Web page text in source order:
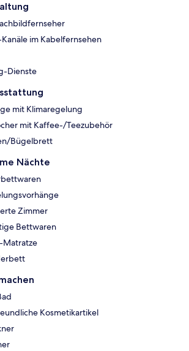
im Kabelfernsehen
Dienste
mit Klimaregelung
mit Kaffee-/Teezubehör
Bügelbrett
Nächte
Zimmer
Bettwaren
Matratze
Kosmetikartikel